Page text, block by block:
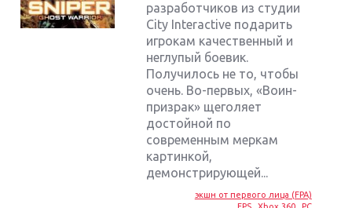
разработчиков из студии
City Interactive подарить
игрокам качественный и
неглупый боевик.
Получилось не то, чтобы
очень. Во-первых, «Воин-
призрак» щеголяет
достойной по
современным меркам
картинкой,
демонстрирующей...
экшн от первого лица (FPA)